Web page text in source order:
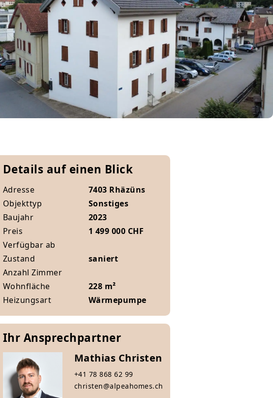
Details auf einen Blick
Adresse
7403 Rhäzüns
Objekttyp
Sonstiges
Baujahr
2023
Preis
1 499 000 CHF
Verfügbar ab
Zustand
saniert
Anzahl Zimmer
Wohnfläche
228 m²
Heizungsart
Wärmepumpe
Ihr Ansprechpartner
Mathias Christen
+41 78 868 62 99
christen@alpeahomes.ch